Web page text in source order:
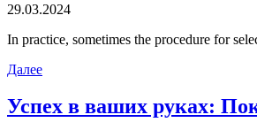
29.03.2024
In practice, sometimes the procedure for
Далее
Успех в ваших руках: